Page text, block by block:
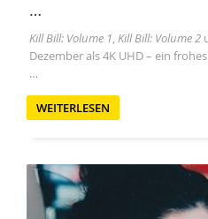
…
Kill Bill: Volume 1, Kill Bill: Volume 2
Dezember als 4K UHD – ein
…
WEITERLESEN